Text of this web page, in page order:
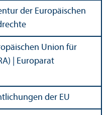
der Europäischen
Union für
| Europarat
der EU